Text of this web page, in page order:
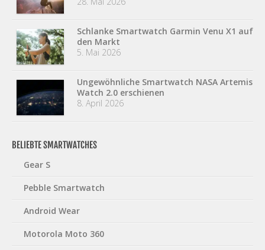
Schlanke Smartwatch Garmin Venu X1 auf
den Markt
5. Mai 2026
Ungewöhnliche Smartwatch NASA Artemis
Watch 2.0 erschienen
8. April 2026
BELIEBTE SMARTWATCHES
Gear S
Pebble Smartwatch
Android Wear
Motorola Moto 360